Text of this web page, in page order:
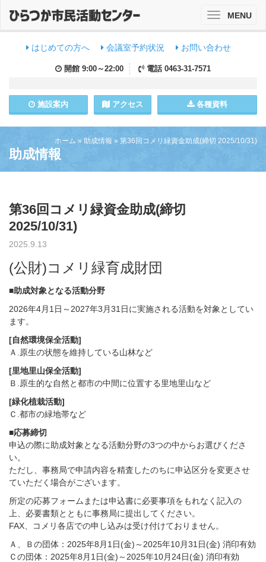
はじめての方へ 会議室予約状況 お問い合わせ
開館 9:00～22:00 電話 0463-31-7571
施設案内 アクセス 各種資料
ToggleMENU
ホーム » 助成情報 » 第36回コメリ緑資金助成(締切 2025/10/31)
助成情報
第36回コメリ緑資金助成(締切
2025/10/31)
2025.9.13
(公財)コメリ緑育成財団
■助成対象となる活動分野
2026年4月1日～2027年3月31日に実施される活動を対象としてい
ます。
[自然環境保全活動]
Ａ.原生の状態を維持している山林など
[里地里山保全活動]
Ｂ.原生的な自然と都市の中間に位置する里地里山など
[緑化植栽活動]
Ｃ.都市の緑地帯など
■応募締切
申込の際に助成対象となる活動分野の3つの中からお選びくださ
い。
ただし、事務局で申請内容を精査したのちに申込区分を変更させ
ていただく場合がございます。
所定の応募フォームまたは申込書に必要事項をもれなく記入の
上、必要書類とともに事務局に提出してください。
FAX、コメリ各店での申し込みは受け付けておりません。
Ａ、Ｂの団体：2025年8月1日(金)～2025年10月31日(金) 消印有効
Ｃの団体：2025年8月1日(金)～2025年10月24日(金) 消印有効